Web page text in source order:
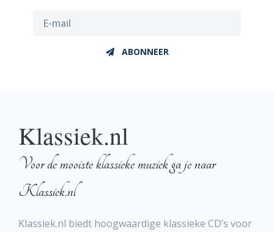
ABONNEER
Klassiek.nl
Voor de mooiste klassieke muziek ga je naar
Klassiek.nl
Klassiek.nl biedt hoogwaardige klassieke CD’s voor